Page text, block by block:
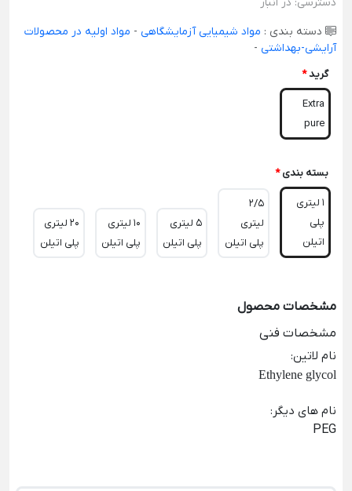
دسته بندی : مواد شیمیایی آزمایشگاهی - مواد اولیه در محصولات
آرایشی-بهداشتی -
گرید*
Extra
pure
بسته بندی *
1 لیتری
پلی
اتیلن
2/5
لیتری
پلی اتیلن
5 لیتری
پلی اتیلن
10 لیتری
پلی اتیلن
20 لیتری
پلی اتیلن
مشخصات محصول
مشخصات فنی
نام لاتین:
Ethylene glycol
نام های دیگر :
PEG